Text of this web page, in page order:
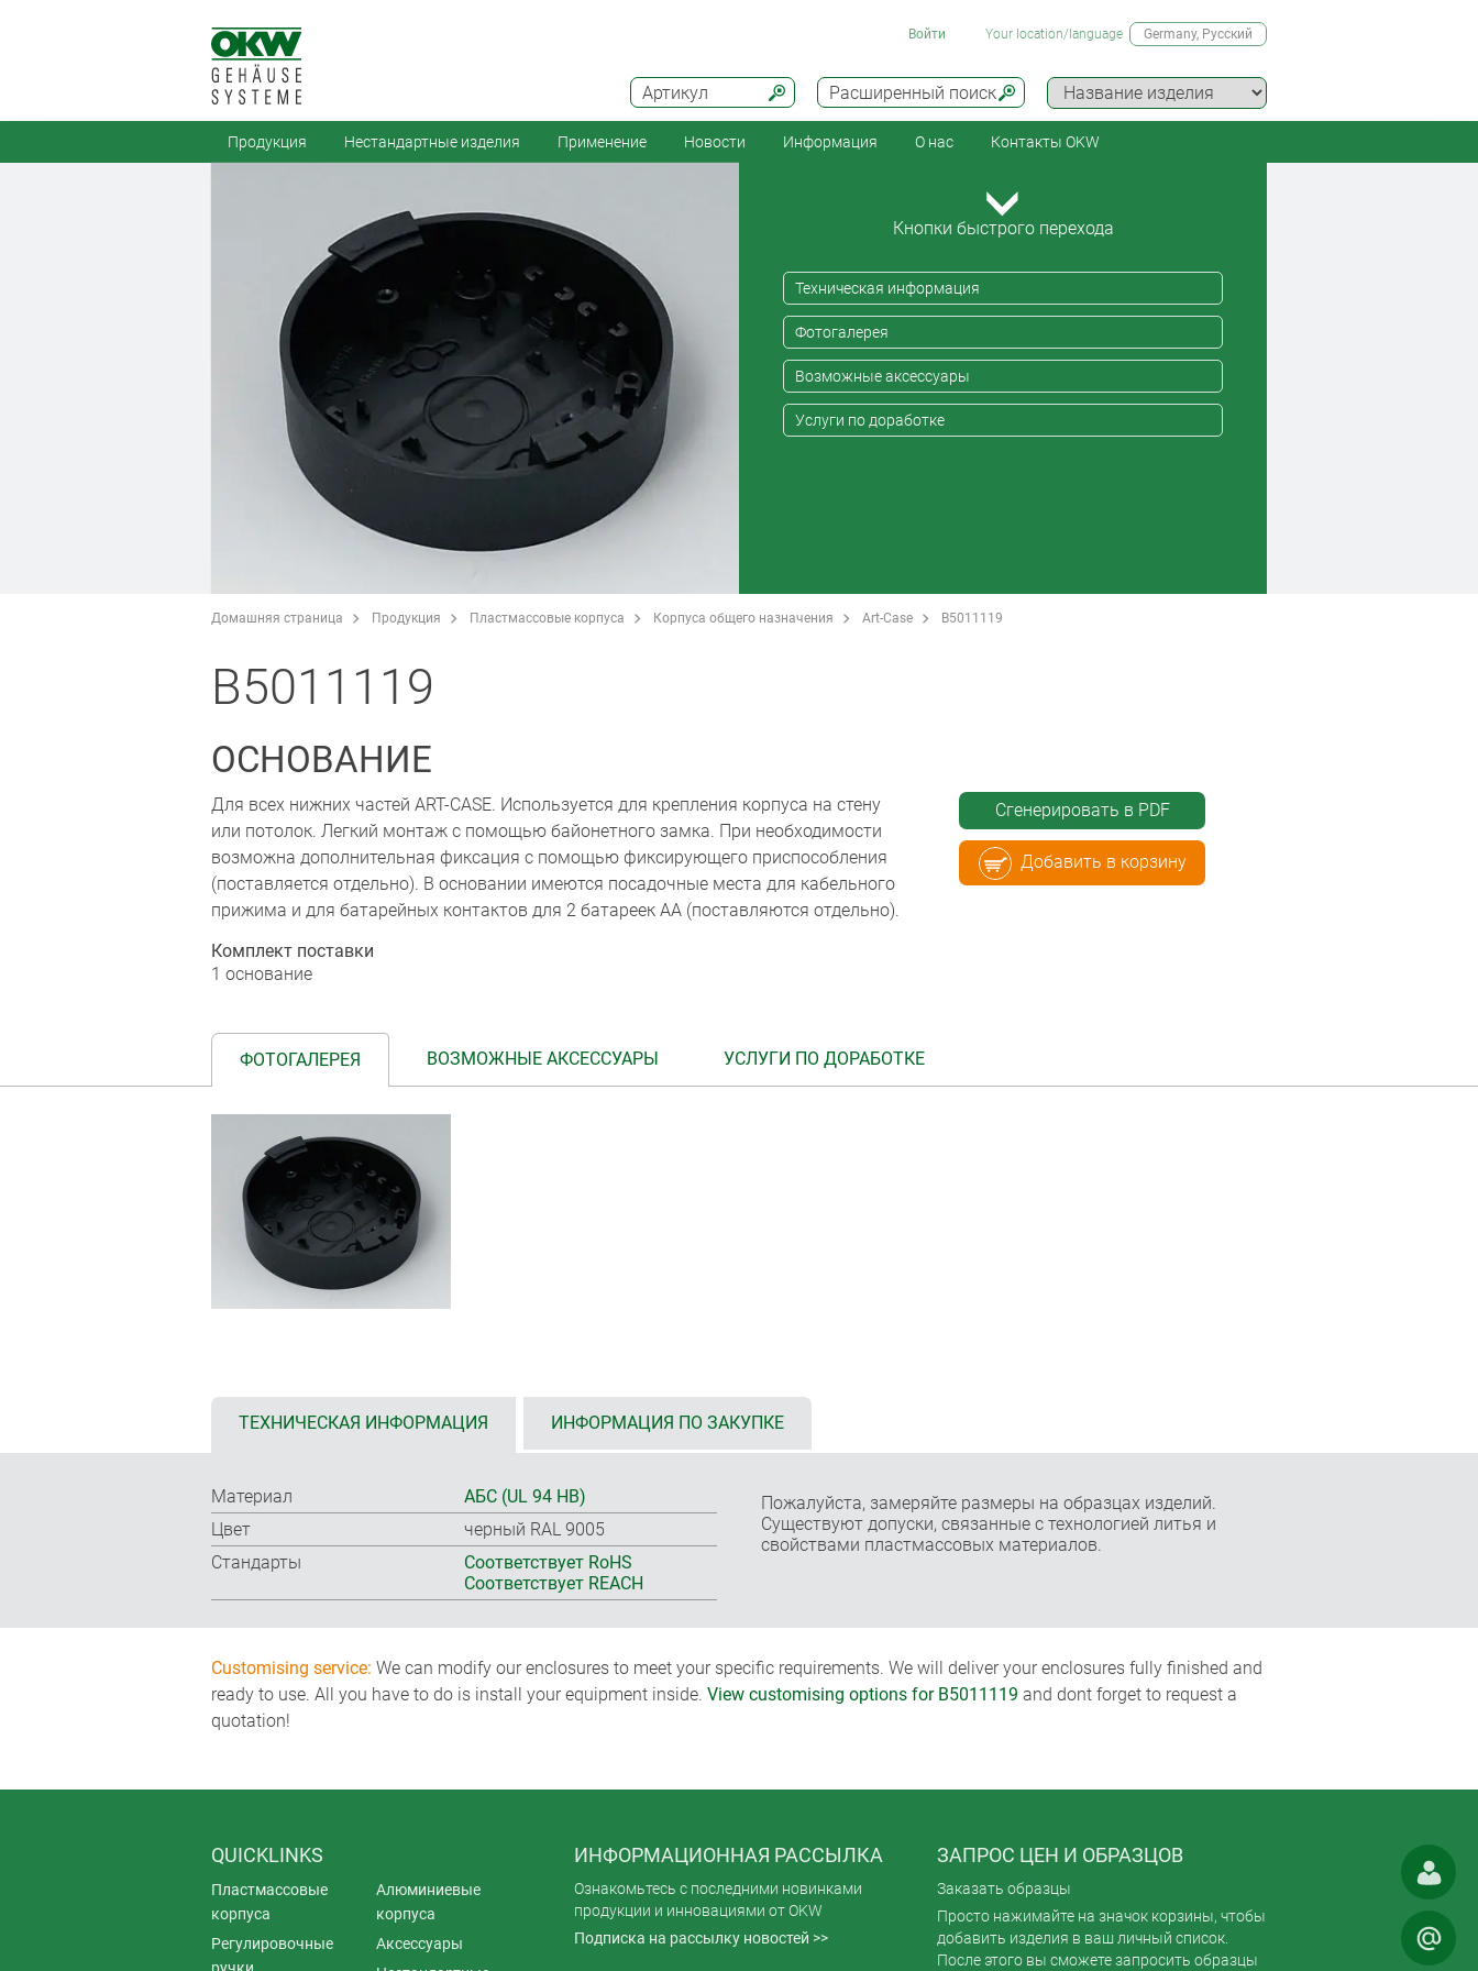
Расширенный поиск
Артикул
Войти Your location/language Germany, Русский
Продукция Нестандартные изделия Применение Новости Информация О нас Контакты OKW
Кнопки быстрого перехода
Техническая информация
Фотогалерея
Возможные аксессуары
Услуги по доработке
Домашняя страница Продукция Пластмассовые корпуса Корпуса общего назначения Art-Case B5011119
B5011119
ОСНОВАНИЕ
Для всех нижних частей ART-CASE. Используется для крепления корпуса на стену
или потолок. Легкий монтаж с помощью байонетного замка. При необходимости
возможна дополнительная фиксация с помощью фиксирующего приспособления
(поставляется отдельно). В основании имеются посадочные места для кабельного
прижима и для батарейных контактов для 2 батареек АА (поставляются отдельно).
Комплект поставки
1 основание
Сгенерировать в PDF
Добавить в корзину
ФОТОГАЛЕРЕЯ ВОЗМОЖНЫЕ АКСЕССУАРЫ УСЛУГИ ПО ДОРАБОТКЕ
ТЕХНИЧЕСКАЯ ИНФОРМАЦИЯ ИНФОРМАЦИЯ ПО ЗАКУПКЕ
Материал
АБС (UL 94 HB)
Цвет
черный RAL 9005
Стандарты
Соответствует RoHS
Соответствует REACH
Пожалуйста, замеряйте размеры на образцах изделий.
Существуют допуски, связанные с технологией литья и
свойствами пластмассовых материалов.
Customising service: We can modify our enclosures to meet your specific requirements. We will deliver your enclosures fully finished and
ready to use. All you have to do is install your equipment inside. View customising options for B5011119 and dont forget to request a
quotation!
QUICKLINKS
Пластмассовые
корпуса
Алюминиевые
корпуса
Регулировочные
Аксессуары
ИНФОРМАЦИОННАЯ РАССЫЛКА
Ознакомьтесь с последними новинками
продукции и инновациями от OKW
Подписка на рассылку новостей >>
ЗАПРОС ЦЕН И ОБРАЗЦОВ
Заказать образцы
Просто нажимайте на значок корзины, чтобы
добавить изделия в ваш личный список.
После этого вы сможете запросить образцы